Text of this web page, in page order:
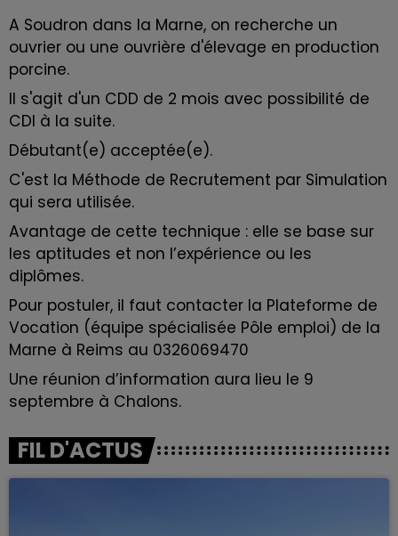
A Soudron dans la Marne, on recherche un
ouvrier ou une ouvrière d'élevage en production
porcine.
Il s'agit d'un CDD de 2 mois avec possibilité de
CDI à la suite.
Débutant(e) acceptée(e).
C'est la Méthode de Recrutement par Simulation
qui sera utilisée.
Avantage de cette technique : elle se base sur
les aptitudes et non l’expérience ou les
diplômes.
Pour postuler, il faut contacter la Plateforme de
Vocation (équipe spécialisée Pôle emploi) de la
Marne à Reims au 0326069470
Une réunion d’information aura lieu le 9
septembre à Chalons.
FIL D'ACTUS